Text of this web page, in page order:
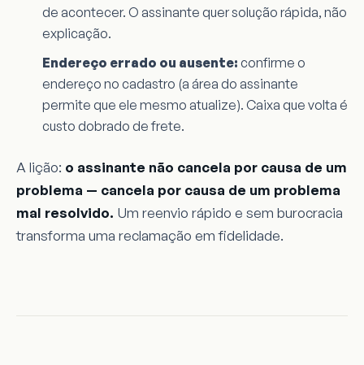
de acontecer. O assinante quer solução rápida, não
explicação.
Endereço errado ou ausente: confirme o
endereço no cadastro (a área do assinante
permite que ele mesmo atualize). Caixa que volta é
custo dobrado de frete.
A lição: o assinante não cancela por causa de um
problema — cancela por causa de um problema
mal resolvido. Um reenvio rápido e sem burocracia
transforma uma reclamação em fidelidade.